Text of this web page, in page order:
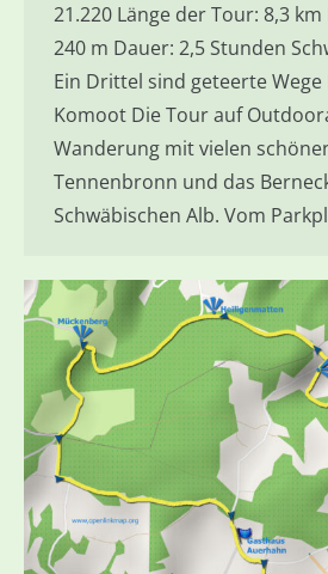
21.220 Länge der Tour: 8,3
240 m Dauer: 2,5 Stunden
Ein Drittel sind geteerte
Komoot Die Tour auf
Wanderung mit vielen
Tennenbronn und das
Schwäbischen Alb. Vom